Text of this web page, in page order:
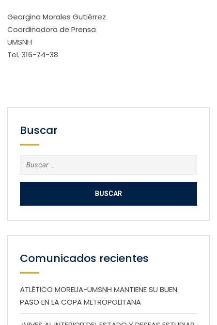
Georgina Morales Gutiérrez
Coordinadora de Prensa
UMSNH
Tel. 316-74-38
Buscar
Buscar:
Comunicados recientes
ATLÉTICO MORELIA-UMSNH MANTIENE SU BUEN
PASO EN LA COPA METROPOLITANA